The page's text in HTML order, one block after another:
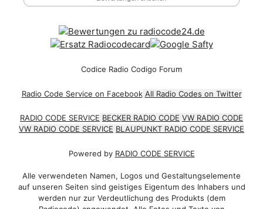
Codice Radio Codigo Forum
Radio Code Service on Facebook All Radio Codes on Twitter
RADIO CODE SERVICE BECKER RADIO CODE VW RADIO CODE
VW RADIO CODE SERVICE BLAUPUNKT RADIO CODE SERVICE
Powered by RADIO CODE SERVICE
Alle verwendeten Namen, Logos und Gestaltungselemente
auf unseren Seiten sind geistiges Eigentum des Inhabers und
werden nur zur Verdeutlichung des Produkts (dem